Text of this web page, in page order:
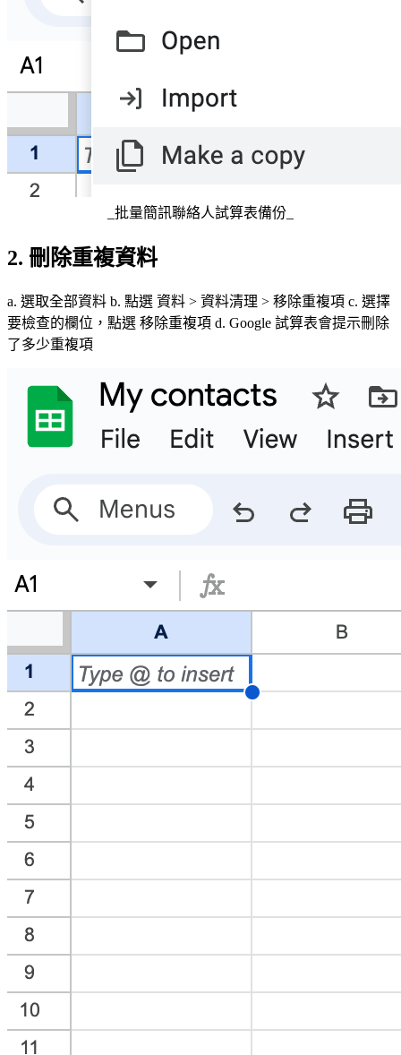
_批量簡訊聯絡人試算表備份_
2. 刪除重複資料
a. 選取全部資料 b. 點選 資料 > 資料清理 > 移除重複項 c. 選擇
要檢查的欄位，點選 移除重複項 d. Google 試算表會提示刪除
了多少重複項